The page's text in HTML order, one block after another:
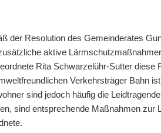
der Resolution des Gemeinderates
aktive
Rita Schwarzelühr-Sutter diese
Verkehrsträger Bahn
sind jedoch häufig die
sind entsprechende Maßnahmen zur